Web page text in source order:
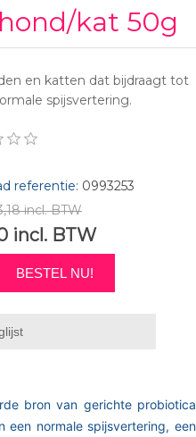
kat 50g
en katten dat bijdraagt tot
spijsvertering.
referentie: 0993253
incl. BTW
incl. BTW
BESTEL NU!
bron van gerichte probiotica
normale spijsvertering, een